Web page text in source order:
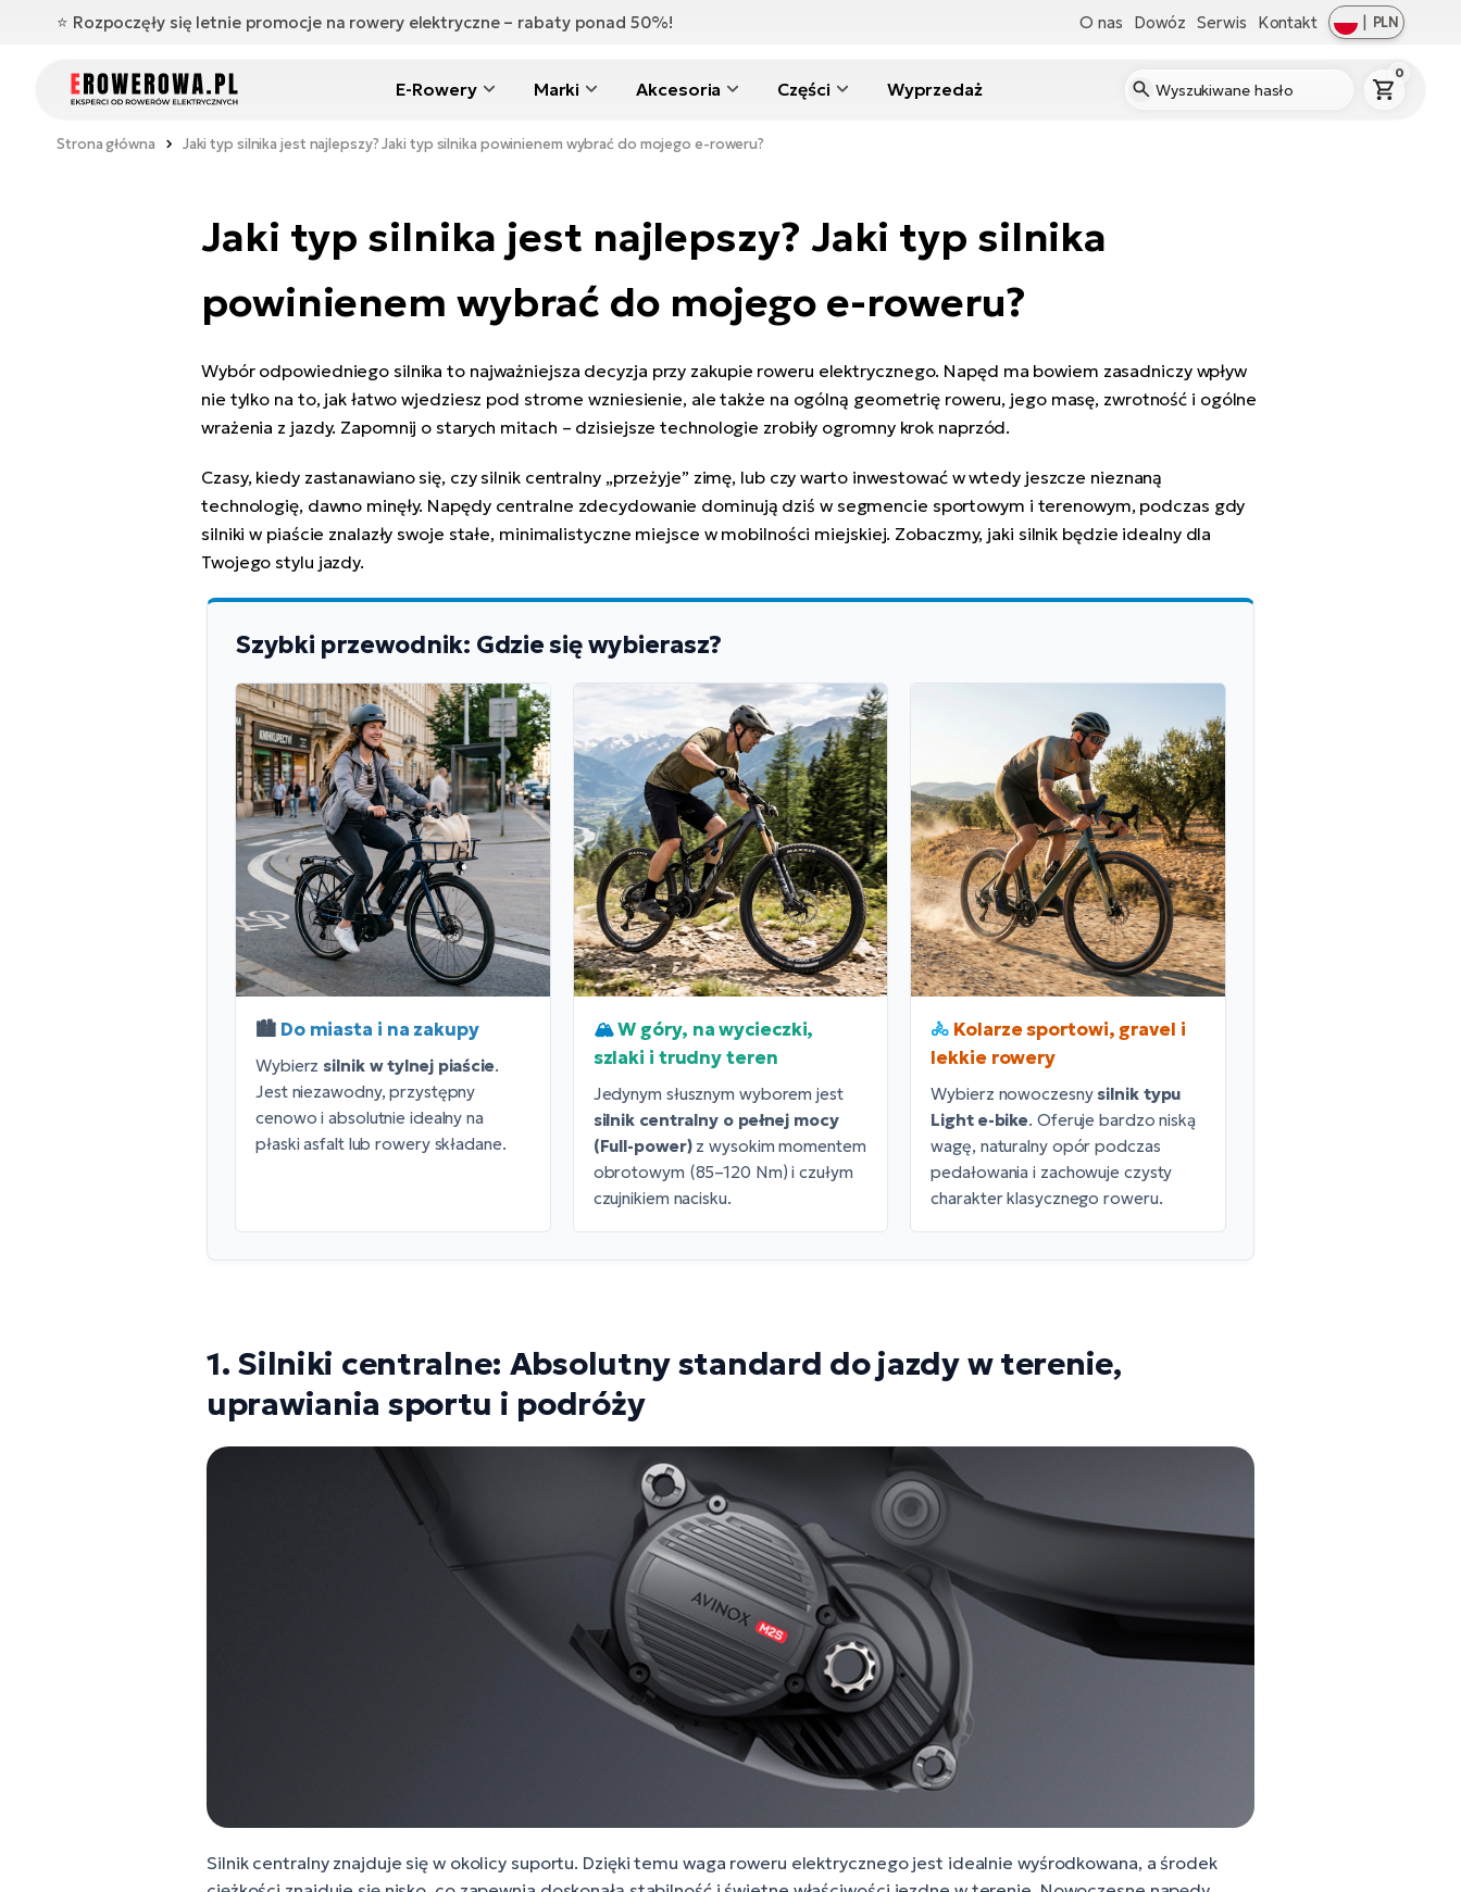
⭐️ Rozpoczęły się letnie promocje na rowery elektryczne – rabaty ponad 50%! O nas Dowóz Serwis Kontakt | PLN
E-Rowery Marki Akcesoria Części Wyprzedaż
0
Strona główna Jaki typ silnika jest najlepszy? Jaki typ silnika powinienem wybrać do mojego e-roweru?
Jaki typ silnika jest najlepszy? Jaki typ silnika
powinienem wybrać do mojego e-roweru?
Wybór odpowiedniego silnika to najważniejsza decyzja przy zakupie roweru elektrycznego. Napęd ma bowiem zasadniczy wpływ
nie tylko na to, jak łatwo wjedziesz pod strome wzniesienie, ale także na ogólną geometrię roweru, jego masę, zwrotność i ogólne
wrażenia z jazdy. Zapomnij o starych mitach – dzisiejsze technologie zrobiły ogromny krok naprzód.
Czasy, kiedy zastanawiano się, czy silnik centralny „przeżyje” zimę, lub czy warto inwestować w wtedy jeszcze nieznaną
technologię, dawno minęły. Napędy centralne zdecydowanie dominują dziś w segmencie sportowym i terenowym, podczas gdy
silniki w piaście znalazły swoje stałe, minimalistyczne miejsce w mobilności miejskiej. Zobaczmy, jaki silnik będzie idealny dla
Twojego stylu jazdy.
Szybki przewodnik: Gdzie się wybierasz?
🏙️ Do miasta i na zakupy
Wybierz silnik w tylnej piaście.
Jest niezawodny, przystępny
cenowo i absolutnie idealny na
płaski asfalt lub rowery składane.
🏔️W góry, na wycieczki,
szlaki i trudny teren
Jedynym słusznym wyborem jest
silnik centralny o pełnej mocy
(Full-power)z wysokim momentem
obrotowym (85–120 Nm) i czułym
czujnikiem nacisku.
🚴 Kolarze sportowi, gravel i
lekkie rowery
Wybierz nowoczesny silnik typu
Light e-bike. Oferuje bardzo niską
wagę, naturalny opór podczas
pedałowania i zachowuje czysty
charakter klasycznego roweru.
1. Silniki centralne: Absolutny standard do jazdy w terenie,
uprawiania sportu i podróży
Silnik centralny znajduje się w okolicy suportu. Dzięki temu waga roweru elektrycznego jest idealnie wyśrodkowana, a środek